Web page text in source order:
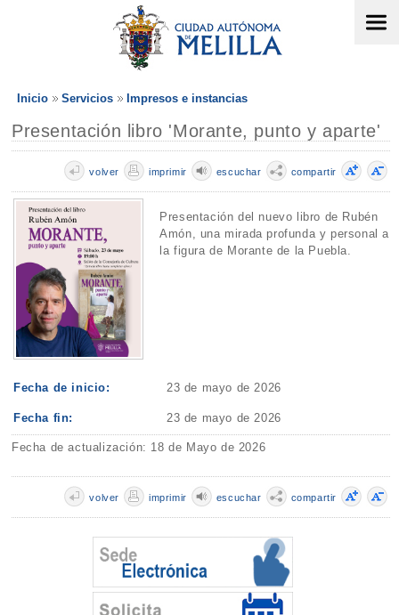
Inicio Servicios Impresos e instancias
Presentación libro 'Morante, punto y aparte'
compartir
escuchar
imprimir
volver
Presentación del nuevo libro de Rubén
Amón, una mirada profunda y personal a
la figura de Morante de la Puebla.
Fecha de inicio: 23 de mayo de 2026
Fecha fin: 23 de mayo de 2026
Fecha de actualización: 18 de Mayo de 2026
compartir
escuchar
imprimir
volver